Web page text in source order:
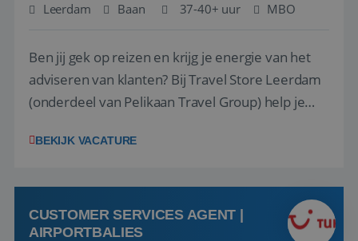
Leerdam Baan 37-40+ uur MBO
Ben jij gek op reizen en krijg je energie van het
adviseren van klanten? Bij Travel Store Leerdam
(onderdeel van Pelikaan Travel Group) help je
vinden. Samen maken we van elke reis een
hebt in de reisbranche of j...
BEKIJK VACATURE
CUSTOMER SERVICES AGENT |
AIRPORTBALIES